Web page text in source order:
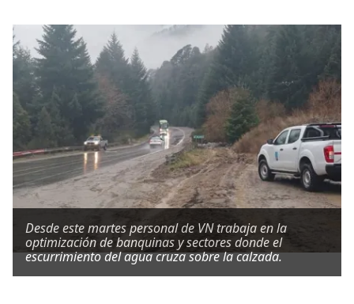
Desde este martes personal de VN trabaja en la
optimización de banquinas y sectores donde el
escurrimiento del agua cruza sobre la calzada.